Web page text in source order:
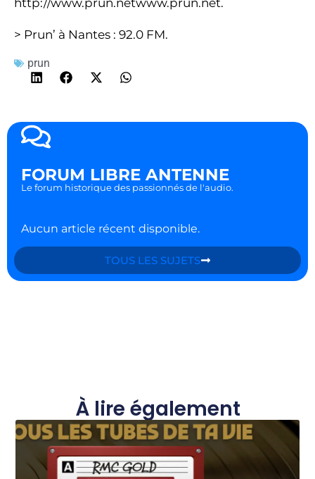
http://www.prun.netwww.prun.net.
> Prun’ à Nantes : 92.0 FM.
prun
FORUM LIBRE ANTENNE
Le forum historique des passionnés de l'audio.
Aucun article récent disponible.
TOUS LES SUJETS
À lire également